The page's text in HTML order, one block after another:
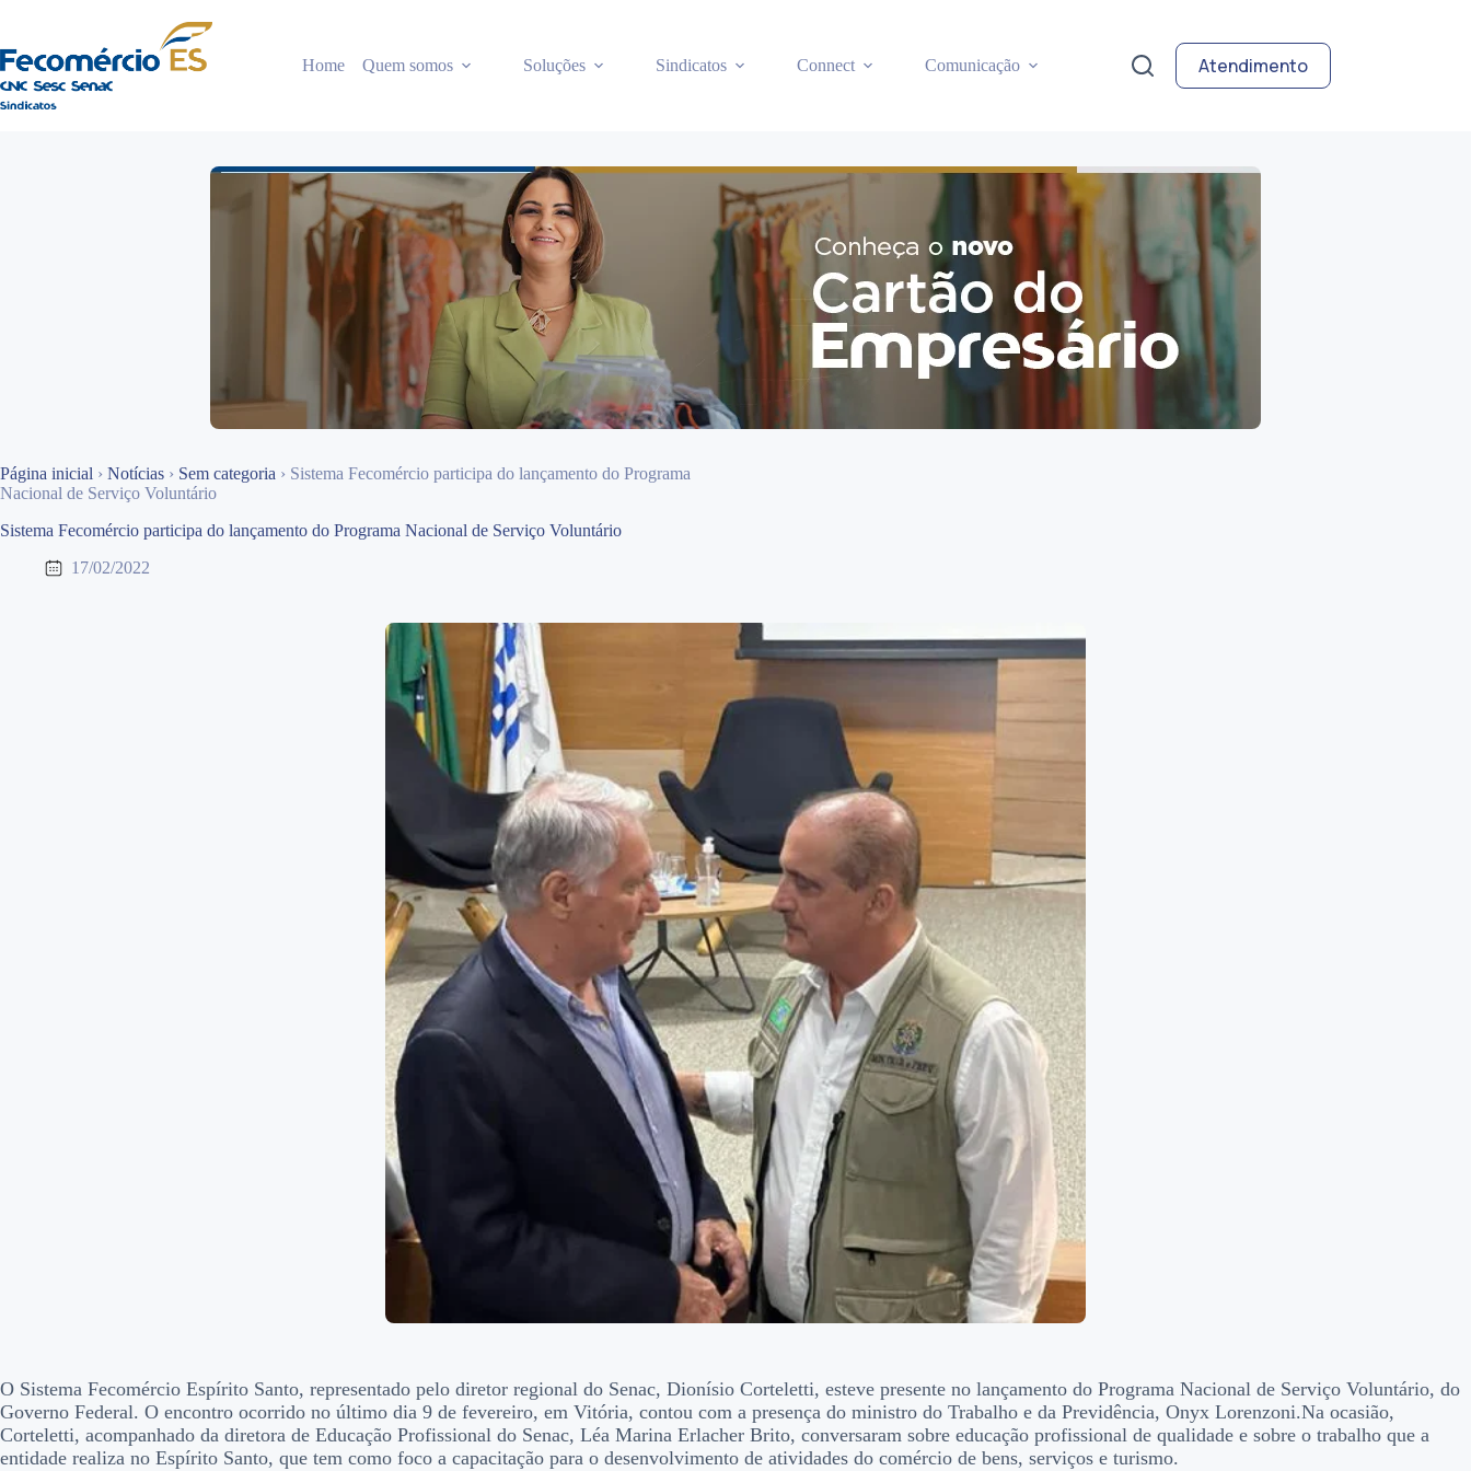
o
conteúdo
Home Quem somos Soluções Sindicatos Connect Comunicação Atendimento
Página inicial › Notícias › Sem categoria › Sistema Fecomércio participa do lançamento do Programa
Nacional de Serviço Voluntário
Sistema Fecomércio participa do lançamento do Programa Nacional de Serviço Voluntário
17/02/2022
O Sistema Fecomércio Espírito Santo, representado pelo diretor regional do Senac, Dionísio Corteletti, esteve presente no lançamento do Programa Nacional de Serviço Voluntário, do
Governo Federal. O encontro ocorrido no último dia 9 de fevereiro, em Vitória, contou com a presença do ministro do Trabalho e da Previdência, Onyx Lorenzoni.Na ocasião,
Corteletti, acompanhado da diretora de Educação Profissional do Senac, Léa Marina Erlacher Brito, conversaram sobre educação profissional de qualidade e sobre o trabalho que a
entidade realiza no Espírito Santo, que tem como foco a capacitação para o desenvolvimento de atividades do comércio de bens, serviços e turismo.